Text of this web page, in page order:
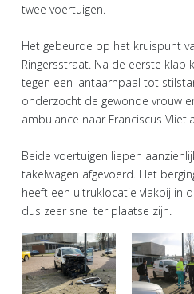
twee voertuigen.
Het gebeurde op het kruispunt
Ringersstraat. Na de eerste klap
tegen een lantaarnpaal tot
onderzocht de gewonde vrouw
ambulance naar Franciscus
Beide voertuigen liepen
takelwagen afgevoerd. Het
heeft een uitruklocatie vlakbij in
dus zeer snel ter plaatse zijn.